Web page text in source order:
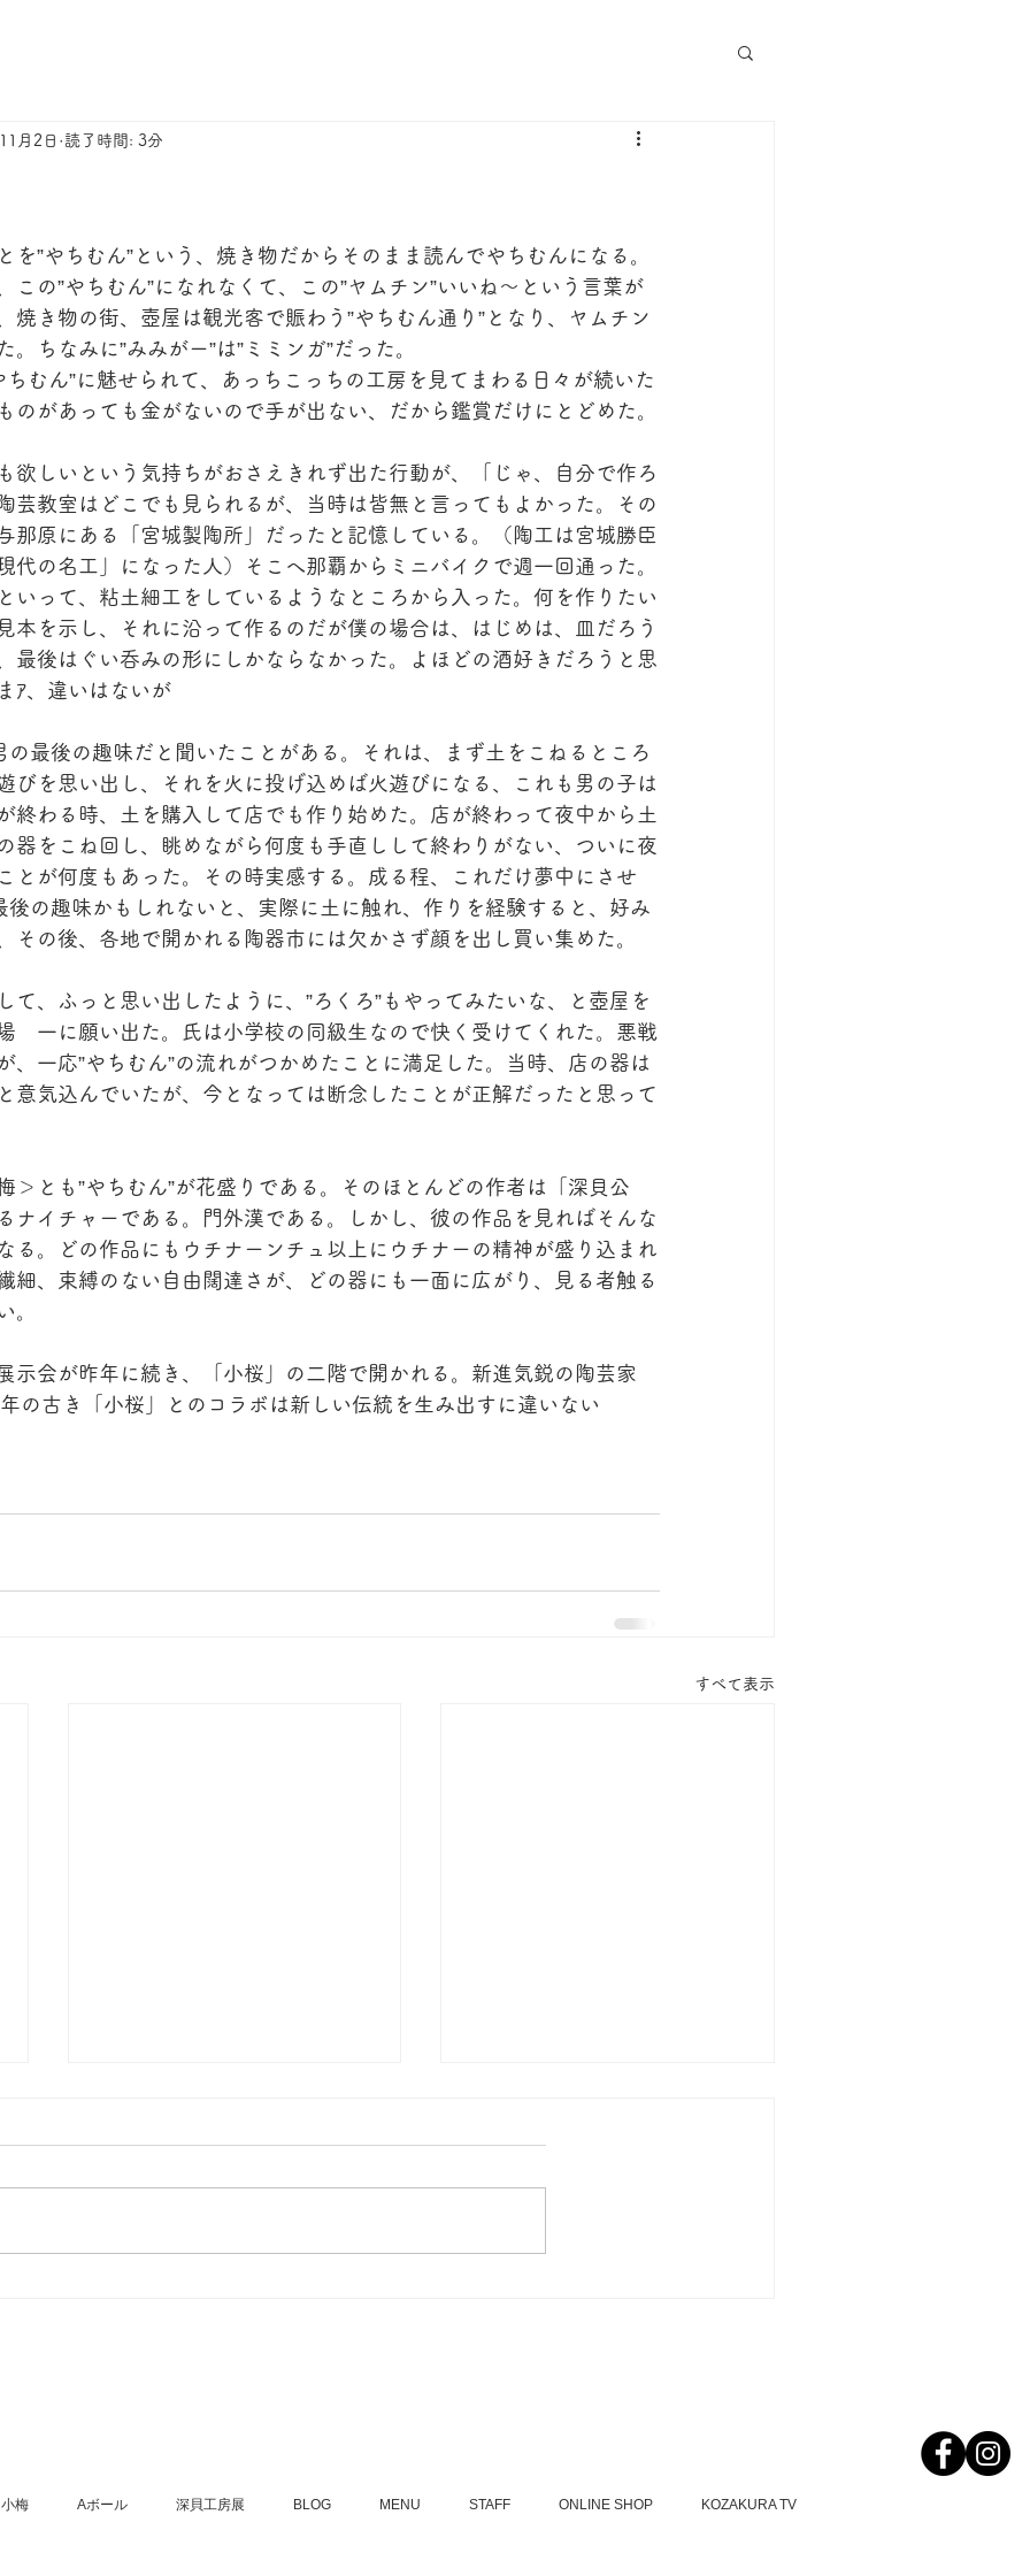
月2日 読了時間: 3分
”やちむん”という、焼き物だからそのまま読んでやちむんになる。
この”やちむん”になれなくて、この”ヤムチン”いいね～という言葉が
焼き物の街、壺屋は観光客で賑わう”やちむん通り”となり、ヤムチン
ちなみに”みみがー”は”ミミンガ”だった。
むん”に魅せられて、あっちこっちの工房を見てまわる日々が続いた
のがあっても金がないので手が出ない、だから鑑賞だけにとどめた。
しいという気持ちがおさえきれず出た行動が、「じゃ、自分で作ろ
芸教室はどこでも見られるが、当時は皆無と言ってもよかった。その
那原にある「宮城製陶所」だったと記憶している。（陶工は宮城勝臣
代の名工」になった人）そこへ那覇からミニバイクで週一回通った。
って、粘土細工をしているようなところから入った。何を作りたい
本を示し、それに沿って作るのだが僕の場合は、はじめは、皿だろう
最後はぐい呑みの形にしかならなかった。よほどの酒好きだろうと思
ｱ、違いはないが
最後の趣味だと聞いたことがある。それは、まず土をこねるところ
びを思い出し、それを火に投げ込めば火遊びになる、これも男の子は
終わる時、土を購入して店でも作り始めた。店が終わって夜中から土
器をこね回し、眺めながら何度も手直しして終わりがない、ついに夜
とが何度もあった。その時実感する。成る程、これだけ夢中にさせ
後の趣味かもしれないと、実際に土に触れ、作りを経験すると、好み
その後、各地で開かれる陶器市には欠かさず顔を出し買い集めた。
、ふっと思い出したように、”ろくろ”もやってみたいな、と壺屋を
　一に願い出た。氏は小学校の同級生なので快く受けてくれた。悪戦
、一応”やちむん”の流れがつかめたことに満足した。当時、店の器は
意気込んでいたが、今となっては断念したことが正解だったと思って
とも”やちむん”が花盛りである。そのほとんどの作者は「深貝公
ナイチャーである。門外漢である。しかし、彼の作品を見ればそんな
る。どの作品にもウチナーンチュ以上にウチナーの精神が盛り込まれ
細、束縛のない自由闊達さが、どの器にも一面に広がり、見る者触る
。
会が昨年に続き、「小桜」の二階で開かれる。新進気鋭の陶芸家
の古き「小桜」とのコラボは新しい伝統を生み出すに違いない
すべて表示
タンド」として出店するのか
もっと楽しく。そんな想いから生
小梅 Aボール 深貝工房展 BLOG MENU STAFF ONLINE SHOP KOZAKURA TV